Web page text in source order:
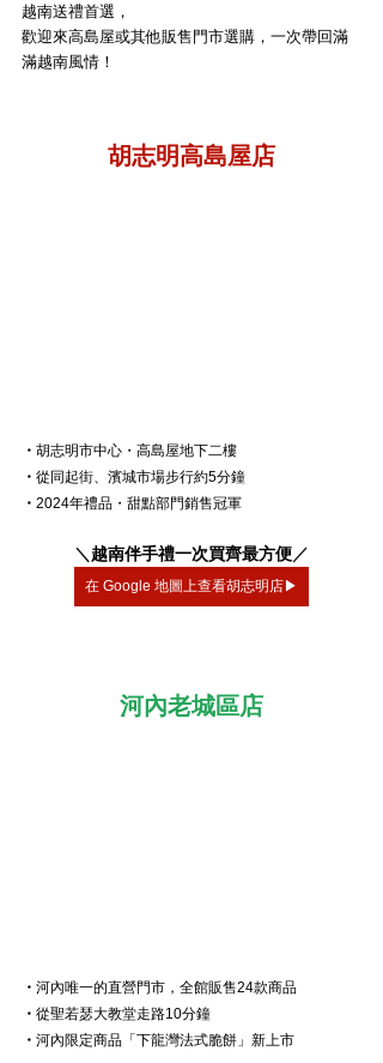
越南送禮首選，
歡迎來高島屋或其他販售門市選購，一次帶回滿
滿越南風情！
胡志明高島屋店
・ 胡志明市中心・高島屋地下二樓
・ 從同起街、濱城市場步行約5分鐘
・ 2024年禮品・甜點部門銷售冠軍
＼越南伴手禮一次買齊最方便／
在 Google 地圖上查看胡志明店▶
河內老城區店
・ 河內唯一的直營門市，全館販售24款商品
・ 從聖若瑟大教堂走路10分鐘
・ 河內限定商品「下龍灣法式脆餅」新上市